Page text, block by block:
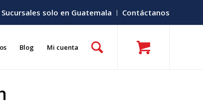
Sucursales solo en Guatemala Contáctanos
Blog Mi cuenta